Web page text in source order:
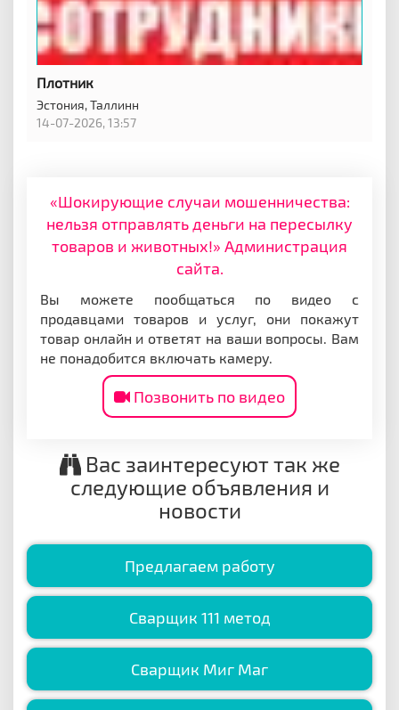
Плотник
Эстония,Таллинн
14-07-2026, 13:57
«Шокирующие случаи мошенничества:
нельзя отправлять деньги на пересылку
товаров и животных!» Администрация
сайта.
Вы можете пообщаться по видео с
продавцами товаров и услуг, они покажут
товар онлайн и ответят на ваши вопросы. Вам
не понадобится включать камеру.
Позвонить по видео
Вас заинтересуют так же
следующие объявления и
новости
Предлагаем работу
Сварщик 111 метод
Сварщик Миг Маг